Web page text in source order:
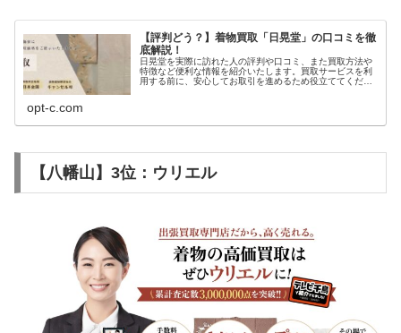
【評判どう？】着物買取「日晃堂」の口コミを徹
底解説！
日晃堂を実際に訪れた人の評判や口コミ、また買取方法や
特徴など便利な情報を紹介いたします。買取サービスを利
用する前に、安心してお取引を進めるため役立ててくださ
opt-c.com
【八幡山】3位：ウリエル